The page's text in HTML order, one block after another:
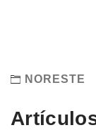
NORESTE